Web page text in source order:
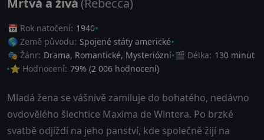
Mrtvá a živá (Rebecca)
📅 Rok natočení: 1940
🌎 Země původu: Spojené státy americké
🎭 Žánr: Drama, Romantické, Mysteriózní 🎬 Délka: 130 minut
⭐ Hodnocení: 79% (2 006 hodnocení)
Mladá žena se vášnivě zamiluje do bohatého, nedávno
ovdovělého šlechtice Maxima de Wintera. Po brzké
svatbě odjíždí na jeho panství, kde společně žijí na